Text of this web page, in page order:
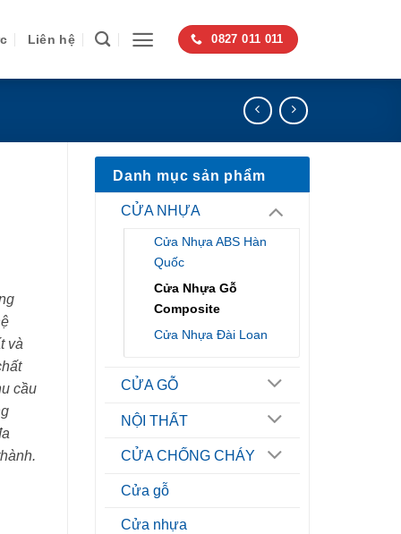
Liên hệ 0827 011 011
Danh mục sản phẩm
CỬA NHỰA
Cửa Nhựa ABS Hàn
Quốc
Cửa Nhựa Gỗ
Composite
Cửa Nhựa Đài Loan
CỬA GỖ
NỘI THẤT
CỬA CHỐNG CHÁY
Cửa gỗ
Cửa nhựa
và
cầu